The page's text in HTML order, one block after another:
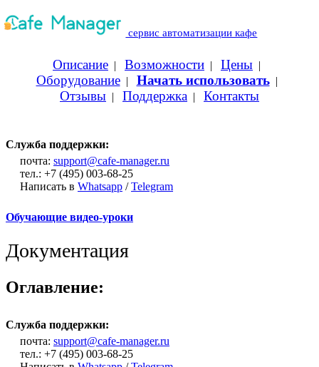
сервис автоматизации кафе
Описание | Возможности | Цены |
Оборудование| Начать использовать|
Отзывы | Поддержка | Контакты
Служба поддержки:
почта: support@cafe-manager.ru
тел.: +7 (495) 003-68-25
Написать в Whatsapp /Telegram
Обучающие видео-уроки
Документация
Оглавление:
Служба поддержки:
почта: support@cafe-manager.ru
тел.: +7 (495) 003-68-25